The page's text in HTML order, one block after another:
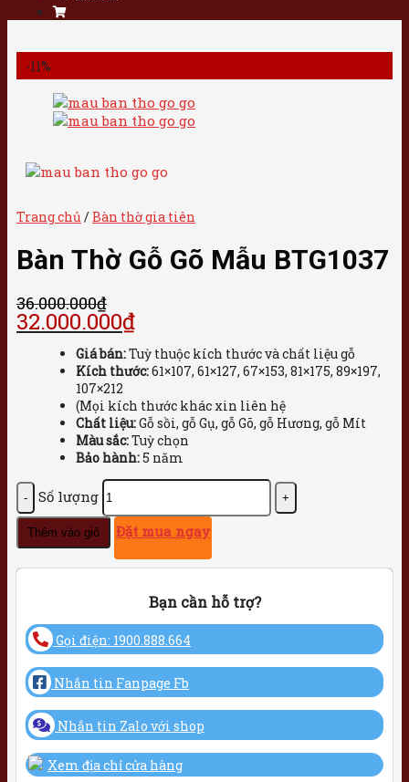
-11%
Trang chủ /Bàn thờ gia tiên
Bàn Thờ Gỗ Gõ Mẫu BTG1037
36.000.000₫
32.000.000₫
Giá bán:Tuỳ thuộc kích thước và chất liệu gỗ
Kích thước:61×107, 61×127, 67×153, 81×175, 89×197,
107×212
(Mọi kích thước khác xin liên hệ
Chất liệu:Gỗ sồi, gỗ Gụ, gỗ Gõ, gỗ Hương, gỗ Mít
Màu sắc:Tuỳ chọn
Bảo hành:5 năm
Số lượng
Thêm vào giỏ Đặt mua ngay
Bạn cần hỗ trợ?
Gọi điện: 1900.888.664
Nhắn tin Fanpage Fb
Nhắn tin Zalo với shop
Xem địa chỉ cửa hàng